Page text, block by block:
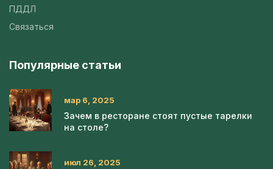
ПДДЛ
Связаться
Популярные статьи
мар 6, 2025
Зачем в ресторане стоят пустые тарелки
на столе?
июл 26, 2025